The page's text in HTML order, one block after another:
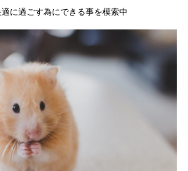
に過ごす為にできる事を模索中